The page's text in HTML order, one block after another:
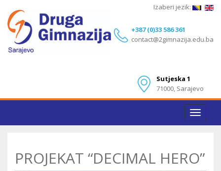
+387 (0)33 586 361
contact@2gimnazija.edu.ba
Sutjeska 1
71000, Sarajevo
Izaberi jezik:
Toggle
PROJEKAT “DECIMAL HERO”